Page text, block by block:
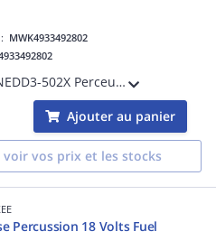
MWK4933492802
M18 ONEDD3-502X Perceuse Visseuse FUEL III, 18V, 158 Nm, Bluetooth - HD Box, 2 Batteries 18V 5,0Ah Red Li-Ion, chargeur M12-18FC
Ajouter au panier
vos prix et les stocks
Percussion 18 Volts Fuel